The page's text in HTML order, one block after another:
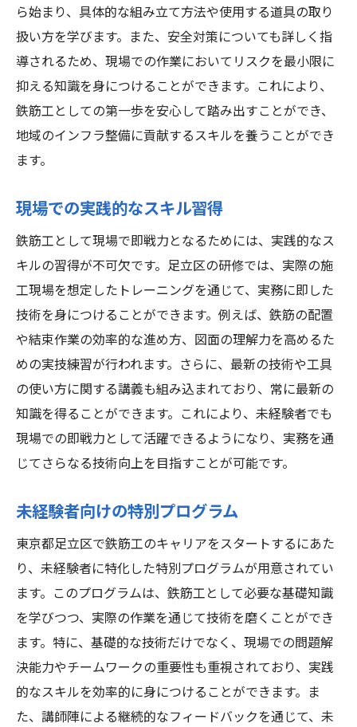
ら始まり、具体的な組み立て方法や使用する道具の取り
扱い方を学びます。また、安全対策についても詳しく指
導されるため、現場での作業においてリスクを最小限に
抑える知識を身につけることができます。これにより、
鉄筋工としての第一歩を安心して踏み出すことができ、
地域のインフラ整備に貢献するスキルを養うことができ
ます。
現場での実践的なスキル習得
鉄筋工として現場で即戦力となるためには、実践的なス
キルの習得が不可欠です。足立区の研修では、実際の施
工現場を想定したトレーニングを通じて、実務に即した
技術を身につけることができます。例えば、鉄筋の配置
や結束作業の効率的な進め方、図面の理解力を高めるた
めの実技練習が行われます。さらに、最新の技術や工具
の使い方に関する講義も組み込まれており、常に最新の
知識を得ることができます。これにより、未経験者でも
現場での即戦力として活躍できるようになり、実務を通
じてさらなる技術向上を目指すことが可能です。
未経験者向けの特別プログラム
東京都足立区で鉄筋工のキャリアをスタートするにあた
り、未経験者に特化した特別プログラムが用意されてい
ます。このプログラムは、鉄筋工として必要な基礎知識
を学びつつ、実際の作業を通じて技術を磨くことができ
ます。特に、基礎的な技術だけでなく、現場での問題解
決能力やチームワークの重要性も重視されており、実践
的なスキルを効率的に身につけることができます。ま
た、講師陣による継続的なフィードバックを通じて、未